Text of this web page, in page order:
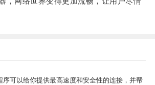
序可以给你提供最高速度和安全性的连接，并帮